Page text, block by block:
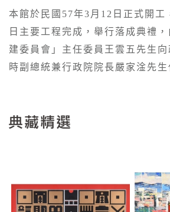
本館於民國57年3月12日正式開工
日主要工程完成，舉行落成典禮
建委員會」主任委員王雲五先生
時副總統兼行政院院長嚴家淦先生
典藏精選